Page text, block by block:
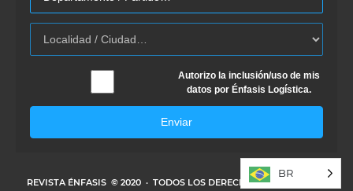
Autorizo la inclusión/uso de mis
datos por Énfasis Logística.
Enviar
REVISTA ÉNFASIS © 2020 · TODOS LOS DERECHOS RESERVADOS
BR